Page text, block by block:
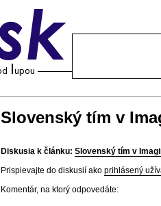
Slovenský tím v
Diskusia k článku: Slovenský tím v
Prispievajte do diskusií ako prihlásený
Komentár, na ktorý odpovedáte: